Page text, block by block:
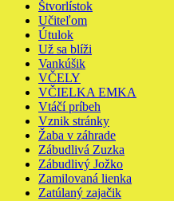
Štvorlístok
Učiteľom
Útulok
Už sa blíži
Vankúšik
VČELY
VČIELKA EMKA
Vtáčí príbeh
Vznik stránky
Žaba v záhrade
Zábudlivá Zuzka
Zábudlivý Jožko
Zamilovaná lienka
Zatúlaný zajačik